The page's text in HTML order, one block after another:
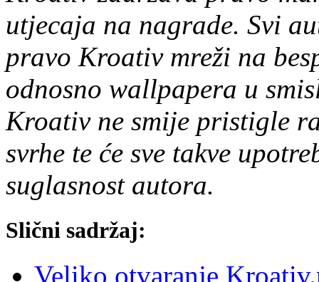
utjecaja na nagrade. Svi
pravo Kroativ mreži na
odnosno wallpapera u
Kroativ ne smije pristigle
svrhe te će sve takve
suglasnost autora.
Slični sadržaj:
Veliko otvaranje